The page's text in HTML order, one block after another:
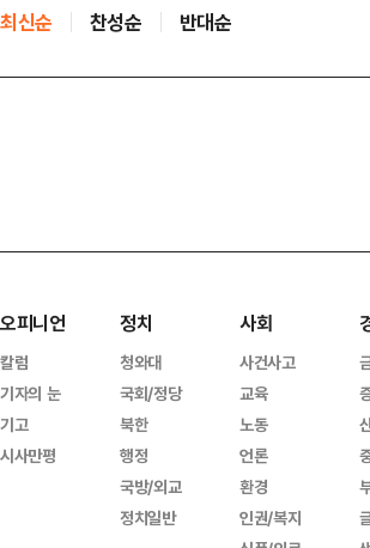
최신순 찬성순 반대순
오피니언
칼럼
기자의 눈
기고
시사만평
정치
청와대
국회/정당
북한
행정
국방/외교
정치일반
사회
사건사고
교육
노동
언론
환경
인권/복지